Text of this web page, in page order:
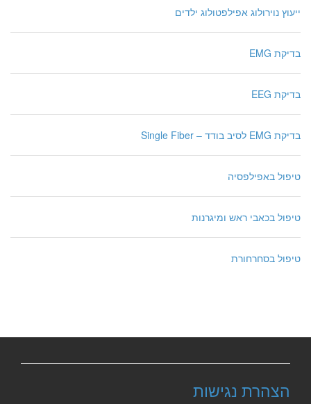
ייעוץ נוירולוג אפילפטולוג ילדים
בדיקת EMG
בדיקת EEG
בדיקת EMG לסיב בודד – Single Fiber
טיפול באפילפסיה
טיפול בכאבי ראש ומיגרנות
טיפול בסחרחורת
הצהרת נגישות